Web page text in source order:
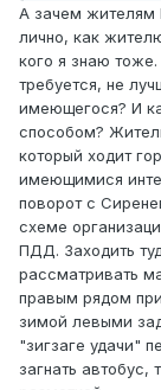
отдельной
-
А зачем жителям
лично, как
кого я знаю
требуется, не
имеющегося? И
способом?
который ходит
имеющимися
поворот с
схеме
ПДД. Заходить
рассматривать
правым рядом
зимой левыми
"зигзаге удачи"
загнать автобус,